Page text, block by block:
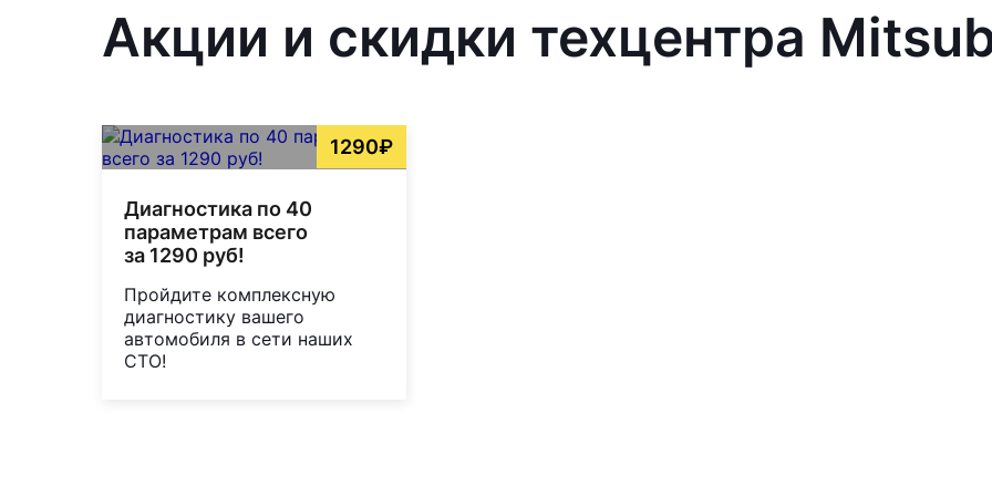
Акции и скидки техцентра
1290₽
Диагностика по 40
параметрам всего
за 1290 руб!
Пройдите комплексную
диагностику вашего
автомобиля в сети наших
СТО!